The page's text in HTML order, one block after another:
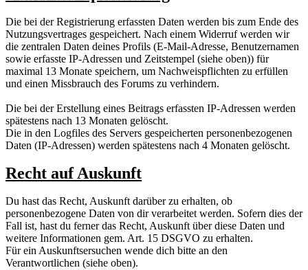
Die bei der Registrierung erfassten Daten werden bis zum Ende des
Nutzungsvertrages gespeichert. Nach einem Widerruf werden wir
die zentralen Daten deines Profils (E-Mail-Adresse, Benutzernamen
sowie erfasste IP-Adressen und Zeitstempel (siehe oben)) für
maximal 13 Monate speichern, um Nachweispflichten zu erfüllen
und einen Missbrauch des Forums zu verhindern.
Die bei der Erstellung eines Beitrags erfassten IP-Adressen werden
spätestens nach 13 Monaten gelöscht.
Die in den Logfiles des Servers gespeicherten personenbezogenen
Daten (IP-Adressen) werden spätestens nach 4 Monaten gelöscht.
Recht auf Auskunft
Du hast das Recht, Auskunft darüber zu erhalten, ob
personenbezogene Daten von dir verarbeitet werden. Sofern dies der
Fall ist, hast du ferner das Recht, Auskunft über diese Daten und
weitere Informationen gem. Art. 15 DSGVO zu erhalten.
Für ein Auskunftsersuchen wende dich bitte an den
Verantwortlichen (siehe oben).